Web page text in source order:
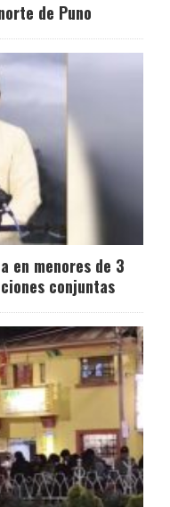
de Puno
en menores de 3
conjuntas